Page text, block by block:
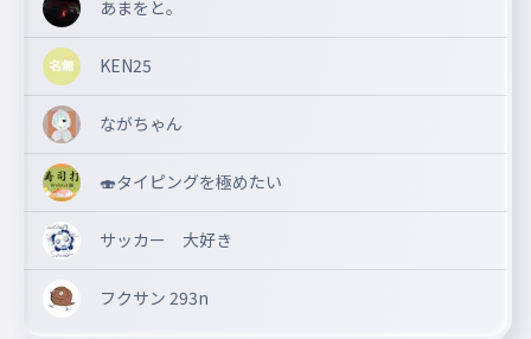
あまをと。
KEN25
ながちゃん
🍣タイピングを極めたい
サッカー 大好き
フクサン 293n